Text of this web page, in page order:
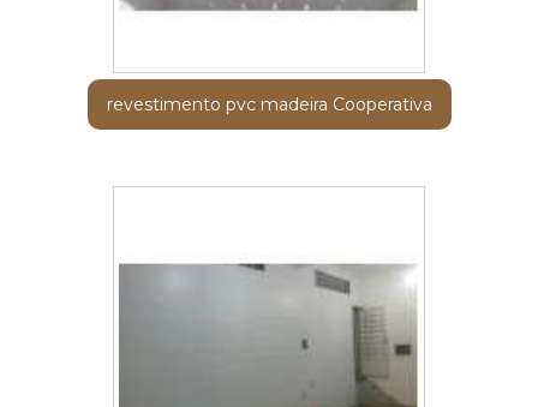
revestimento pvc madeira Cooperativa